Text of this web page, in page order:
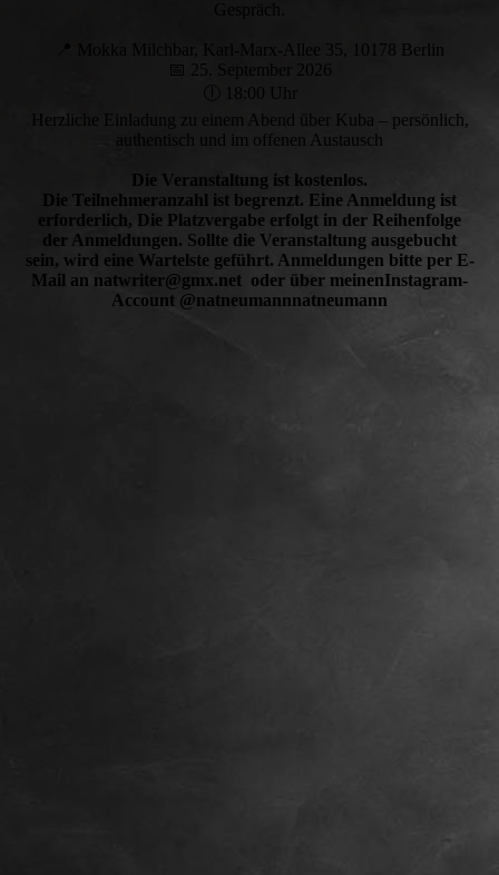
📍 Mokka Milchbar, Karl-Marx-Allee 35, 10178 Berlin
📅 25. September 2026
Herzliche Einladung zu einem Abend über Kuba – persönlich,
authentisch und im offenen Austausch
Die Veranstaltung ist kostenlos.
Die Teilnehmeranzahl ist begrenzt. Eine Anmeldung ist
erforderlich, Die Platzvergabe erfolgt in der Reihenfolge
der Anmeldungen. Sollte die Veranstaltung ausgebucht
sein, wird eine Wartelste geführt. Anmeldungen bitte per E-
Mail an natwriter@gmx.net oder über meinenInstagram-
Account @natneumannnatneumann